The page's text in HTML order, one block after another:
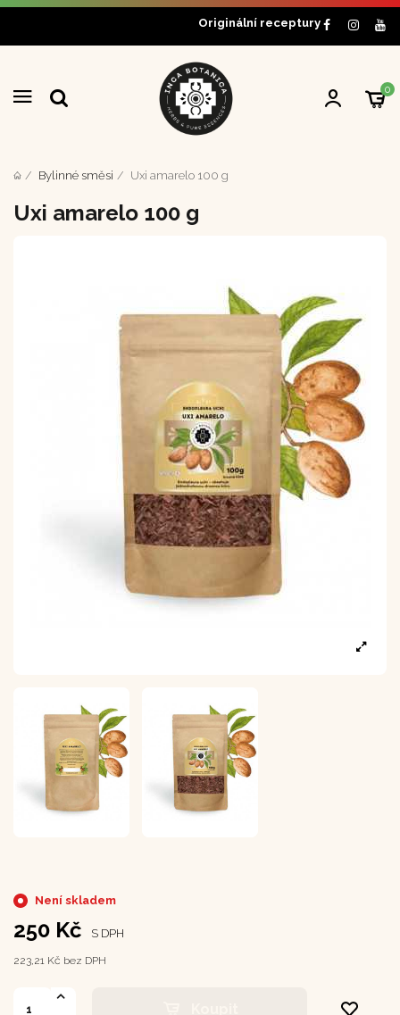
Originální receptury
0
Bylinné směsi Uxi amarelo 100 g
Uxi amarelo 100 g
Není skladem
250 Kč S DPH
223,21 Kč bez DPH